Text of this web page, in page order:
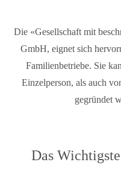
Die «Gesellschaft mit
GmbH, eignet sich
Familienbetriebe. Sie
Einzelperson, als auch
gegründet
Das